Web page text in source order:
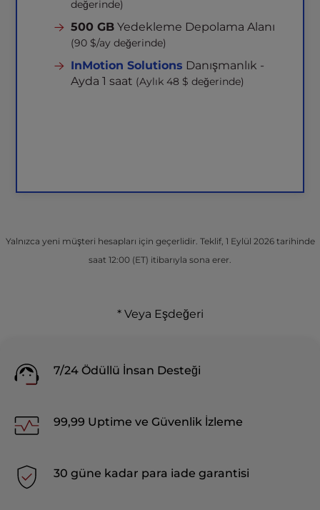
değerinde)
500 GB Yedekleme Depolama Alanı
(90 $/ay değerinde)
InMotion Solutions Danışmanlık -
Ayda 1 saat (Aylık 48 $ değerinde)
Yalnızca yeni müşteri hesapları için geçerlidir. Teklif, 1 Eylül 2026 tarihinde
saat 12:00 (ET) itibarıyla sona erer.
* Veya Eşdeğeri
7/24 Ödüllü İnsan Desteği
99,99 Uptime ve Güvenlik İzleme
30 güne kadar para iade garantisi